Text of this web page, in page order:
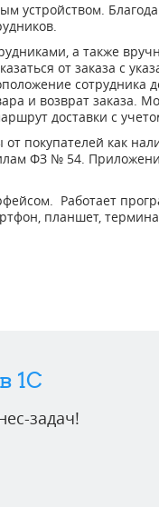
устройством.
а также
от заказа с
сотрудника
и возврат заказа.
доставки с
покупателей как
ФЗ № 54.
Работает
планшет,
1C
задач!